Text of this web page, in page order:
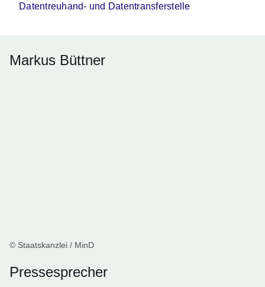
Datentreuhand- und Datentransferstelle
Markus Büttner
© Staatskanzlei / MinD
Pressesprecher